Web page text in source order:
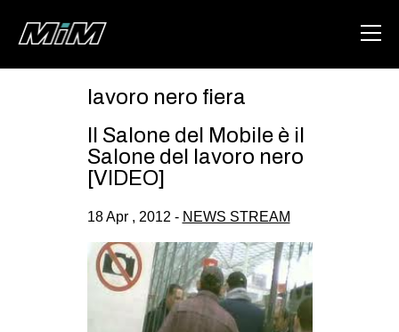
ABOUT
DEGENERAZIONE
GAZA FREESTYLE
CSOA LAMBRETTA
MSM
lavoro nero fiera
Il Salone del Mobile è il
Salone del lavoro nero
[VIDEO]
18 Apr , 2012 - NEWS STREAM